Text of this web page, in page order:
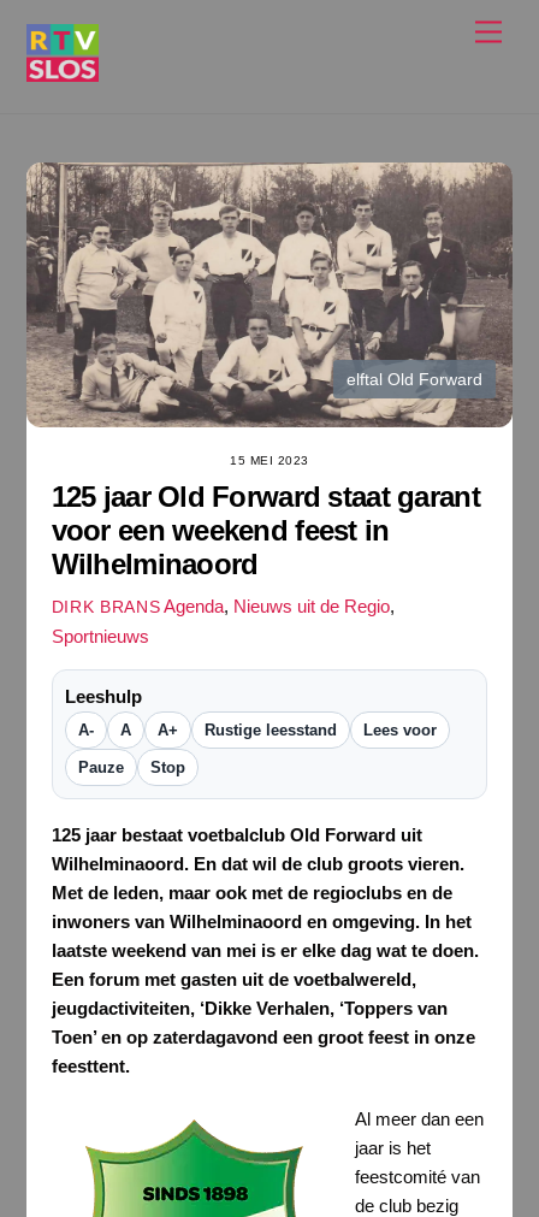
elftal Old Forward
15 MEI 2023
125 jaar Old Forward staat garant
voor een weekend feest in
Wilhelminaoord
DIRK BRANS Agenda, Nieuws uit de Regio,
Sportnieuws
Leeshulp
A- A A+ Rustige leesstand Lees voor
Pauze Stop
125 jaar bestaat voetbalclub Old Forward uit
Wilhelminaoord. En dat wil de club groots vieren.
Met de leden, maar ook met de regioclubs en de
inwoners van Wilhelminaoord en omgeving. In het
laatste weekend van mei is er elke dag wat te doen.
Een forum met gasten uit de voetbalwereld,
jeugdactiviteiten, ‘Dikke Verhalen, ‘Toppers van
Toen’ en op zaterdagavond een groot feest in onze
feesttent.
Al meer dan een
jaar is het
feestcomité van
de club bezig